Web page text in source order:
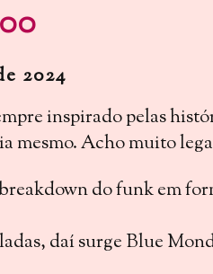
2024
inspirado pelas
mesmo. Acho muito
do funk em
daí surge Blue